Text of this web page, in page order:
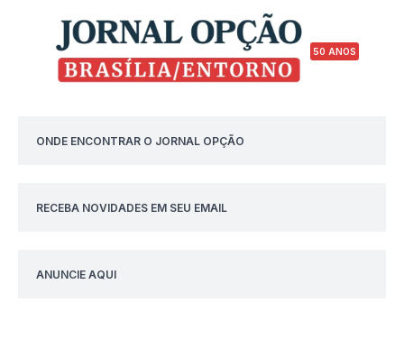
50 ANOS
ONDE ENCONTRAR O JORNAL OPÇÃO
RECEBA NOVIDADES EM SEU EMAIL
ANUNCIE AQUI